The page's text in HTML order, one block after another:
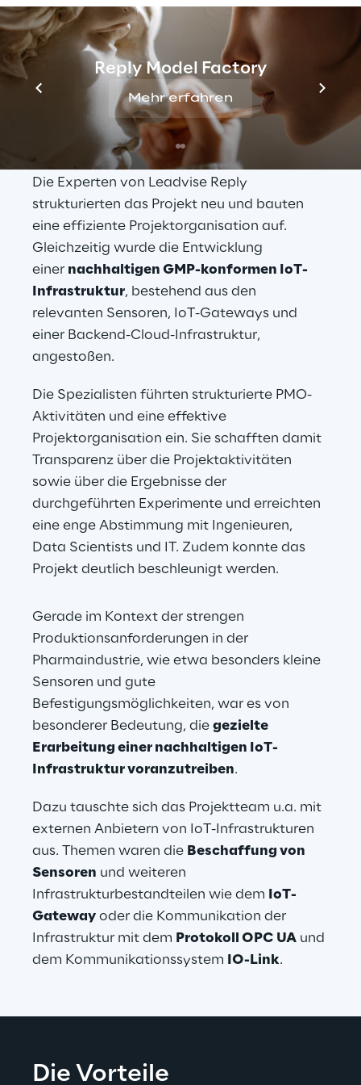
Reply Model Factory
Mehr erfahren
Methoden.
Die Lösung
Die Experten von Leadvise Reply
strukturierten das Projekt neu und bauten
eine effiziente Projektorganisation auf.
Gleichzeitig wurde die Entwicklung
einer nachhaltigen GMP-konformen IoT-
Infrastruktur, bestehend aus den
relevanten Sensoren, IoT-Gateways und
einer Backend-Cloud-Infrastruktur,
angestoßen.
Die Spezialisten führten strukturierte PMO-
Aktivitäten und eine effektive
Projektorganisation ein. Sie schafften damit
Transparenz über die Projektaktivitäten
sowie über die Ergebnisse der
durchgeführten Experimente und erreichten
eine enge Abstimmung mit Ingenieuren,
Data Scientists und IT. Zudem konnte das
Projekt deutlich beschleunigt werden.
Gerade im Kontext der strengen
Produktionsanforderungen in der
Pharmaindustrie, wie etwa besonders kleine
Sensoren und gute
Befestigungsmöglichkeiten, war es von
besonderer Bedeutung, die gezielte
Erarbeitung einer nachhaltigen IoT-
Infrastruktur voranzutreiben.
Dazu tauschte sich das Projektteam u.a. mit
externen Anbietern von IoT-Infrastrukturen
aus. Themen waren die Beschaffung von
Sensoren und weiteren
Infrastrukturbestandteilen wie dem
IoT-
Gateway oder die Kommunikation der
Infrastruktur mit dem Protokoll OPC UA und
dem Kommunikationssystem
IO-Link.
Die Vorteile